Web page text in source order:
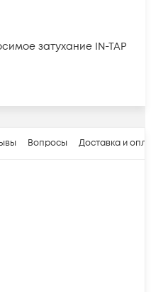
затухание IN-TAP
Вопросы Доставка и